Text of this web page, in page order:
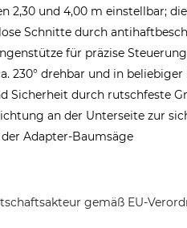
2,30 und 4,00 m einstellbar;
Schnitte durch
für präzise Steuerung
230° drehbar und in
Sicherheit durch rutschfeste
an der Unterseite zur
Adapter-Baumsäge
gemäß EU-